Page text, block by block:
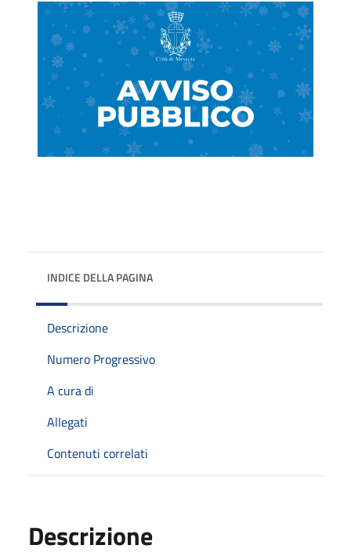
INDICE DELLA PAGINA
Descrizione
Numero Progressivo
A cura di
Allegati
Contenuti correlati
Descrizione